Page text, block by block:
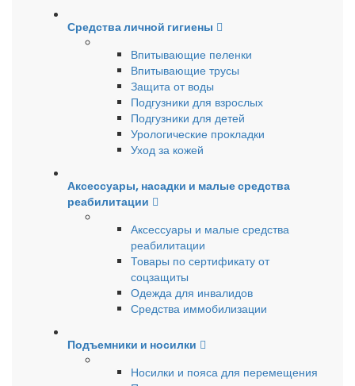
Средства личной гигиены
Впитывающие пеленки
Впитывающие трусы
Защита от воды
Подгузники для взрослых
Подгузники для детей
Урологические прокладки
Уход за кожей
Аксессуары, насадки и малые средства
реабилитации
Аксессуары и малые средства
реабилитации
Товары по сертификату от
соцзащиты
Одежда для инвалидов
Средства иммобилизации
Подъемники и носилки
Носилки и пояса для перемещения